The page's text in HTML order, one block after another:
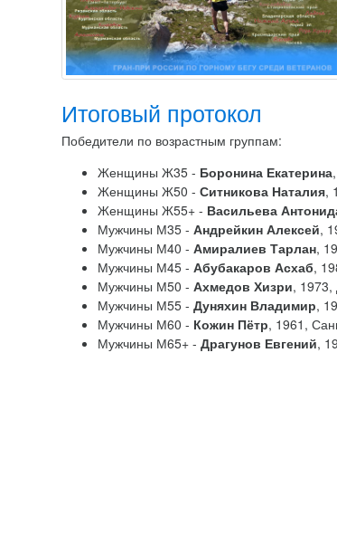
Итоговый протокол
Победители по возрастным группам:
Женщины Ж35 - Боронина Екатерина
Женщины Ж50 -Ситникова Наталия,
Женщины Ж55+ - Васильева
Мужчины М35 -Андрейкин Алексей,
Мужчины М40 -Амиралиев Тарлан,
Мужчины М45 -Абубакаров Асхаб,
Мужчины М50 -Ахмедов Хизри, 1973,
Мужчины М55 -Дуняхин Владимир,
Мужчины М60 - Кожин Пётр, 1961,
Мужчины М65+ -Драгунов Евгений,